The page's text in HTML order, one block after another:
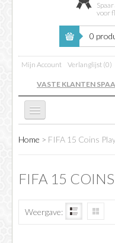
voor
0
Mijn Account Verlanglijst (0)
VASTE KLANTEN
Home > FIFA 15 Coins
FIFA 15
Weergave: